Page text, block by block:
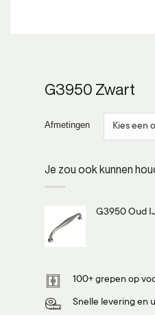
G3950 Zwart
Afmetingen
Je zou ook kunnen
G3950 Oud
100+ grepen op
Snelle levering en